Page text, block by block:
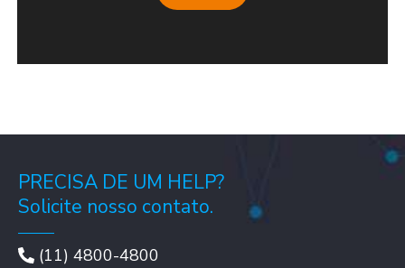
PRECISA DE UM HELP?
Solicite nosso contato.
(11) 4800-4800